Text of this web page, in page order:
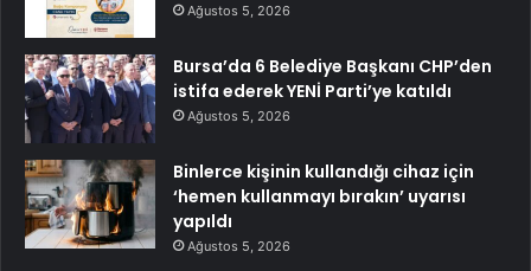
Ağustos 5, 2026
Bursa’da 6 Belediye Başkanı CHP’den
istifa ederek YENİ Parti’ye katıldı
Ağustos 5, 2026
Binlerce kişinin kullandığı cihaz için
‘hemen kullanmayı bırakın’ uyarısı
yapıldı
Ağustos 5, 2026